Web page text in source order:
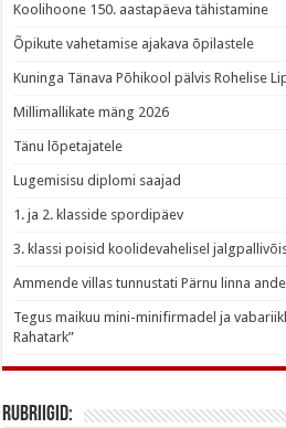
Koolihoone 150. aastapäeva tähistamine
Õpikute vahetamise ajakava õpilastele
Kuninga Tänava Põhikool pälvis Rohelise
Millimallikate mäng 2026
Tänu lõpetajatele
Lugemisisu diplomi saajad
1. ja 2. klasside spordipäev
3. klassi poisid koolidevahelisel
Ammende villas tunnustati Pärnu linna
Tegus maikuu mini-minifirmadel ja
Rahatark”
Rubriigid: